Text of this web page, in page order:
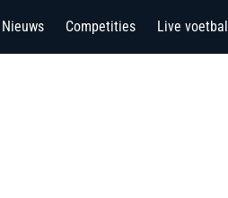
Nieuws Competities Live voetbal